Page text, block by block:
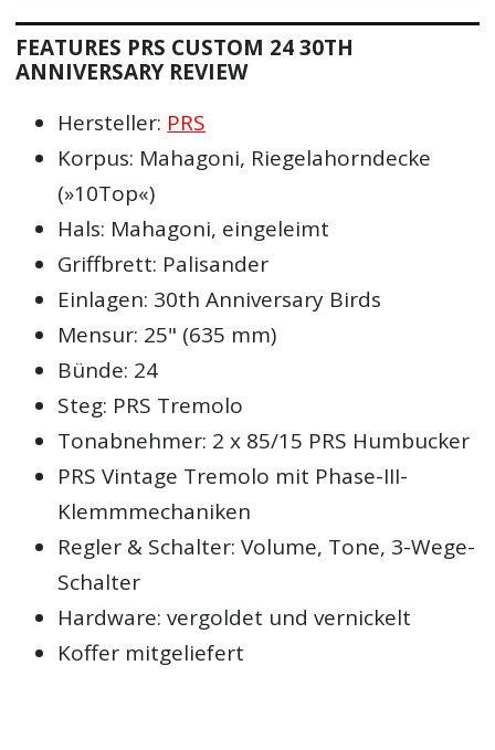
FEATURES PRS CUSTOM 24 30TH
ANNIVERSARY REVIEW
Hersteller: PRS
Korpus: Mahagoni, Riegelahorndecke
(»10Top«)
Hals: Mahagoni, eingeleimt
Griffbrett: Palisander
Einlagen: 30th Anniversary Birds
Mensur: 25" (635 mm)
Bünde: 24
Steg: PRS Tremolo
Tonabnehmer: 2 x 85/15 PRS Humbucker
PRS Vintage Tremolo mit Phase-III-
Klemmmechaniken
Regler & Schalter: Volume, Tone, 3-Wege-
Schalter
Hardware: vergoldet und vernickelt
Koffer mitgeliefert